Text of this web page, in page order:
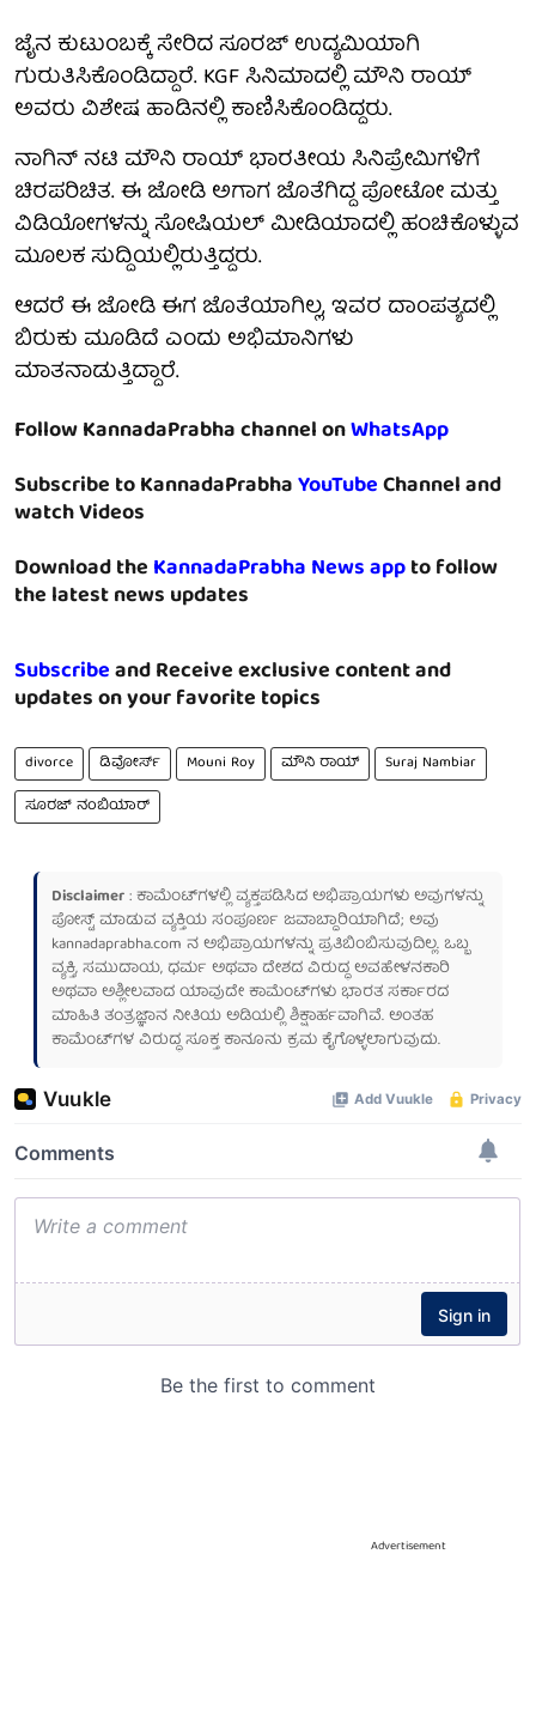
ಜೈನ ಕುಟುಂಬಕ್ಕೆ ಸೇರಿದ ಸೂರಜ್‌ ಉದ್ಯಮಿಯಾಗಿ
ಗುರುತಿಸಿಕೊಂಡಿದ್ದಾರೆ. KGF ಸಿನಿಮಾದಲ್ಲಿ ಮೌನಿ ರಾಯ್‌
ಅವರು ವಿಶೇಷ ಹಾಡಿನಲ್ಲಿ ಕಾಣಿಸಿಕೊಂಡಿದ್ದರು.
ನಾಗಿನ್ ನಟಿ ಮೌನಿ ರಾಯ್ ಭಾರತೀಯ ಸಿನಿಪ್ರೇಮಿಗಳಿಗೆ
ಚಿರಪರಿಚಿತ. ಈ ಜೋಡಿ ಅಗಾಗ ಜೊತೆಗಿದ್ದ ಪೋಟೋ ಮತ್ತು
ವಿಡಿಯೋಗಳನ್ನು ಸೋಷಿಯಲ್ ಮೀಡಿಯಾದಲ್ಲಿ ಹಂಚಿಕೊಳ್ಳುವ
ಮೂಲಕ ಸುದ್ದಿಯಲ್ಲಿರುತ್ತಿದ್ದರು.
ಆದರೆ ಈ ಜೋಡಿ ಈಗ ಜೊತೆಯಾಗಿಲ್ಲ, ಇವರ ದಾಂಪತ್ಯದಲ್ಲಿ
ಬಿರುಕು ಮೂಡಿದೆ ಎಂದು ಅಭಿಮಾನಿಗಳು
ಮಾತನಾಡುತ್ತಿದ್ದಾರೆ.
Follow KannadaPrabha channel onWhatsApp
Subscribe to KannadaPrabhaYouTubeChannel and
watch Videos
Download theKannadaPrabha News appto follow
the latest news updates
Subscribeand Receive exclusive content and
updates on your favorite topics
divorce ಡಿವೋರ್ಸ್ Mouni Roy ಮೌನಿ ರಾಯ್
Suraj Nambiar
ಸೂರಜ್ ನಂಬಿಯಾರ್
Disclaimer: ಕಾಮೆಂಟ್‌ಗಳಲ್ಲಿ ವ್ಯಕ್ತಪಡಿಸಿದ ಅಭಿಪ್ರಾಯಗಳು ಅವುಗಳನ್ನು
ಪೋಸ್ಟ್ ಮಾಡುವ ವ್ಯಕ್ತಿಯ ಸಂಪೂರ್ಣ ಜವಾಬ್ದಾರಿಯಾಗಿದೆ; ಅವು
kannadaprabha.com ನ ಅಭಿಪ್ರಾಯಗಳನ್ನು ಪ್ರತಿಬಿಂಬಿಸುವುದಿಲ್ಲ. ಒಬ್ಬ
ವ್ಯಕ್ತಿ, ಸಮುದಾಯ, ಧರ್ಮ ಅಥವಾ ದೇಶದ ವಿರುದ್ಧ ಅವಹೇಳನಕಾರಿ
ಅಥವಾ ಅಶ್ಲೀಲವಾದ ಯಾವುದೇ ಕಾಮೆಂಟ್‌ಗಳು ಭಾರತ ಸರ್ಕಾರದ
ಮಾಹಿತಿ ತಂತ್ರಜ್ಞಾನ ನೀತಿಯ ಅಡಿಯಲ್ಲಿ ಶಿಕ್ಷಾರ್ಹವಾಗಿವೆ. ಅಂತಹ
ಕಾಮೆಂಟ್‌ಗಳ ವಿರುದ್ಧ ಸೂಕ್ತ ಕಾನೂನು ಕ್ರಮ ಕೈಗೊಳ್ಳಲಾಗುವುದು.
Advertisement